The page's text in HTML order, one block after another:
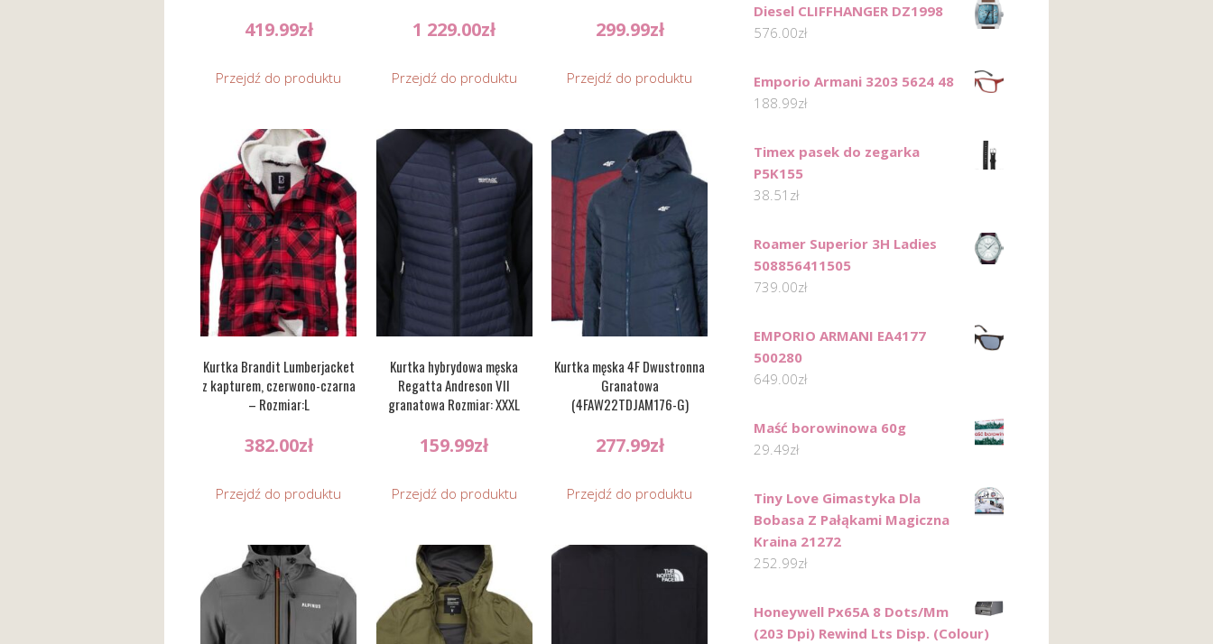
419.99zł
Przejdź do produktu
1 229.00zł
Przejdź do produktu
299.99zł
Przejdź do produktu
Kurtka Brandit Lumberjacket
z kapturem, czerwono-czarna
– Rozmiar:L
382.00zł
Przejdź do produktu
Kurtka hybrydowa męska
Regatta Andreson VII
granatowa Rozmiar: XXXL
159.99zł
Przejdź do produktu
Kurtka męska 4F Dwustronna
Granatowa
(4FAW22TDJAM176-G)
277.99zł
Przejdź do produktu
Diesel CLIFFHANGER DZ1998
576.00zł
Emporio Armani 3203 5624 48
188.99zł
Timex pasek do zegarka
P5K155
38.51 zł
Roamer Superior 3H Ladies
508856411505
739.00zł
EMPORIO ARMANI EA4177
500280
649.00zł
Maść borowinowa 60g
29.49zł
Tiny Love Gimastyka Dla
Bobasa Z Pałąkami Magiczna
Kraina 21272
252.99zł
Honeywell Px65A 8 Dots/Mm
(203 Dpi) Rewind Lts Disp. (Colour)